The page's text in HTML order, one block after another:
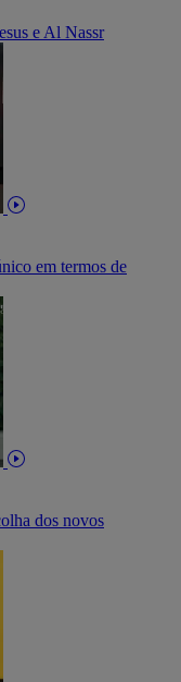
e Al Nassr
em termos de
dos novos